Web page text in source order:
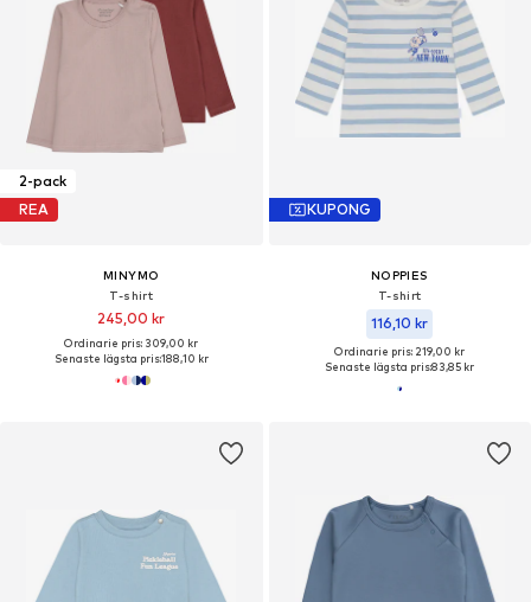
2-pack
REA
MINYMO
T-shirt
245,00 kr
Ordinarie pris: 309,00 kr
Senaste lägsta pris:188,10 kr
KUPONG
NOPPIES
T-shirt
116,10 kr
Ordinarie pris: 219,00 kr
Senaste lägsta pris:83,85 kr